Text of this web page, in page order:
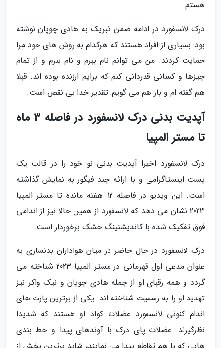
هستم.
درک لانسفورد در ادامه ضمن تبریک به هادی چوپان نوشته
بود: بسیاری از افراد هستند که هرکدام به روش های خود مرا
حمایت کردند. من می توانم نام ببرم و نام ببرم و از تمام
چیزها و کسانی قدردانی کنم که برایم ارزنده بوده اند. قبلا
هم گفته ام و باز هم می گویم: تقدیر خدا بی نقص است.
آپدیت بدنی درک لانسفورد در فاصله 3 ماه
تا مستر المپیا
درک لانسفورد اخیرا آپدیت بدنی نو خود را در قالب یک
پست اینستاگرامی و با ارائه چند فیگور به نمایش گذاشته
است. این ویدیو در فاصله 12 هفته مانده تا مستر المپیا
2023 نشان می دهد که لانسفورد از همین حالا نیز از اندامی
فوق تفکیک شده با کاندیشنینگ خشک برخوردار است.
درک لانسفورد در حال حاضر در میان هواداران بدنسازی به
عنوان مدعی اول قهرمانی در مستر المپیا 2023 شناخته می
گردد و همه رقبای او از جمله هادی چوپان و نیک واکر نیز
تهدید او را به رسمیت شناخته اند. یکی از برترین پارت های
اندام کنونی لانسفورد عضلات کواد او هستند که شدیدا
نظرگیرند. عضلات پای درک با آوندهای پیدا و خط بندی